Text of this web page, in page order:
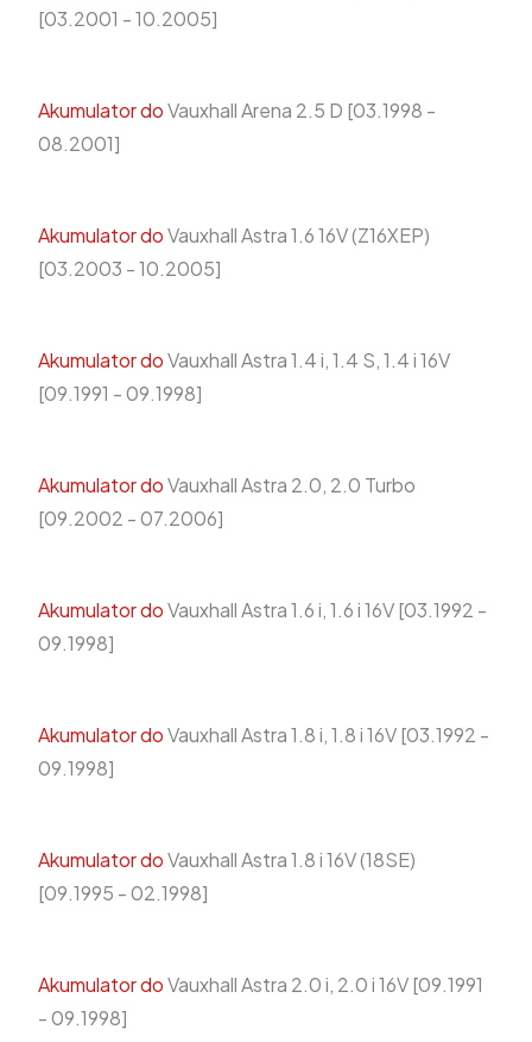
[03.2001 - 10.2005]
Akumulator doVauxhall Arena 2.5 D [03.1998 -
08.2001]
Akumulator doVauxhall Astra 1.6 16V (Z16XEP)
[03.2003 - 10.2005]
Akumulator doVauxhall Astra 1.4 i, 1.4 S, 1.4 i 16V
[09.1991 - 09.1998]
Akumulator doVauxhall Astra 2.0, 2.0 Turbo
[09.2002 - 07.2006]
Akumulator doVauxhall Astra 1.6 i, 1.6 i 16V [03.1992 -
09.1998]
Akumulator doVauxhall Astra 1.8 i, 1.8 i 16V [03.1992 -
09.1998]
Akumulator doVauxhall Astra 1.8 i 16V (18SE)
[09.1995 - 02.1998]
Akumulator doVauxhall Astra 2.0 i, 2.0 i 16V [09.1991
- 09.1998]